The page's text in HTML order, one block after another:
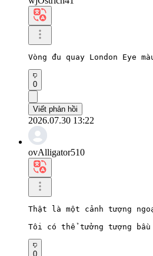
Vòng đu quay London Eye
0
Viết phản hồi
2026.07.30 13:22
ovAlligator510
Thật là một cảnh tượng
Tôi có thể tưởng tượng
0